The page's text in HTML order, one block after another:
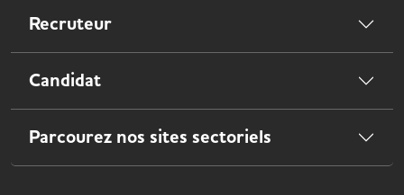
Recruteur
Candidat
Parcourez nos sites sectoriels